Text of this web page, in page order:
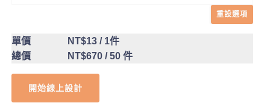
重設選項
單價 NT$13/ 1件
總價
NT$670/ 50 件
開始線上設計